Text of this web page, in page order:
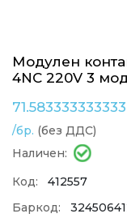
Модулен
4NC 220V 3
71.583333333333
/бр. (без ДДС)
Наличен:
Код:
412557
Баркод: